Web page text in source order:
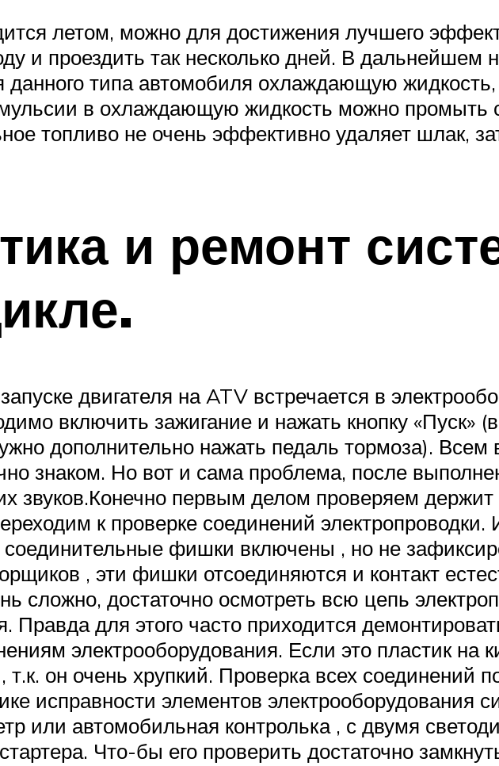
летом, можно для достижения лучшего
и проездить так несколько дней. В дальнейшем
типа автомобиля охлаждающую
в охлаждающую жидкость можно промыть
топливо не очень эффективно удаляет шлак,
и ремонт
двигателя на ATV встречается в
включить зажигание и нажать кнопку «Пуск»
дополнительно нажать педаль тормоза). Всем
знаком. Но вот и сама проблема, после
звуков.Конечно первым делом проверяем держит
к проверке соединений
соединительные фишки включены , но не
, эти фишки отсоединяются и контакт
сложно, достаточно осмотреть всю цепь
Правда для этого часто приходится
электрооборудования. Если это пластик на
он очень хрупкий. Проверка всех соединений
исправности элементов электрооборудования
или автомобильная контролька , с двумя
Что-бы его проверить достаточно